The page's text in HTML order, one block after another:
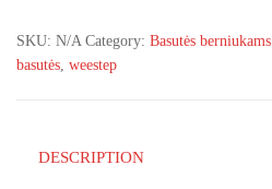
18-
22d
18d)
SKU: N/A Category: Basutės berniukams
basutės, weestep
DESCRIPTION